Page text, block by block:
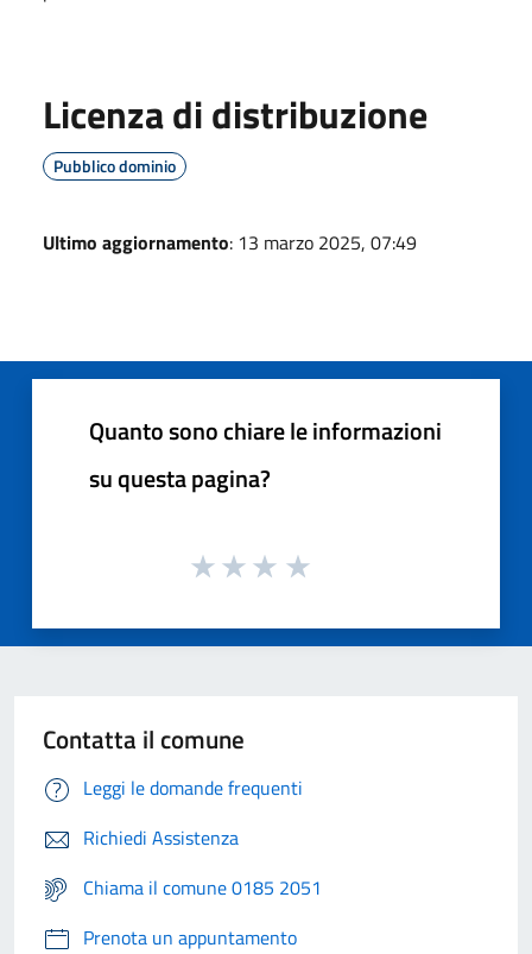
Licenza di distribuzione
Pubblico dominio
Ultimo aggiornamento: 13 marzo 2025, 07:49
Quanto sono chiare le informazioni
su questa pagina?
Contatta il comune
Leggi le domande frequenti
Richiedi Assistenza
Chiama il comune 0185 2051
Prenota un appuntamento